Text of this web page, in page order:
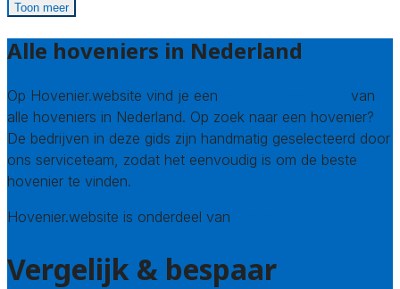
Toon meer
Alle hoveniers in Nederland
Op Hovenier.website vind je een
van
alle hoveniers in Nederland. Op zoek naar een hovenier?
De bedrijven in deze gids zijn handmatig geselecteerd door
ons serviceteam, zodat het eenvoudig is om de beste
hovenier te vinden.
Hovenier.website is onderdeel van
Vergelijk & bespaar